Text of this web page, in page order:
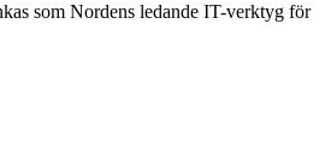
som Nordens ledande IT-verktyg för